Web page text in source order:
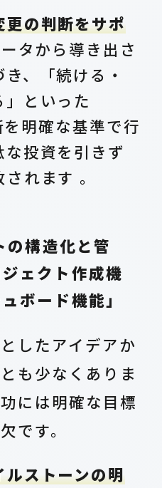
更の判断をサポ
タから導き出さ
、「続ける・
といった
明確な基準で行
投資を引きず
れます 。
構造化と管
ェクト作成機
ボード機能」
したアイデアか
も少なくありま
には明確な目標
です。
ストーンの明